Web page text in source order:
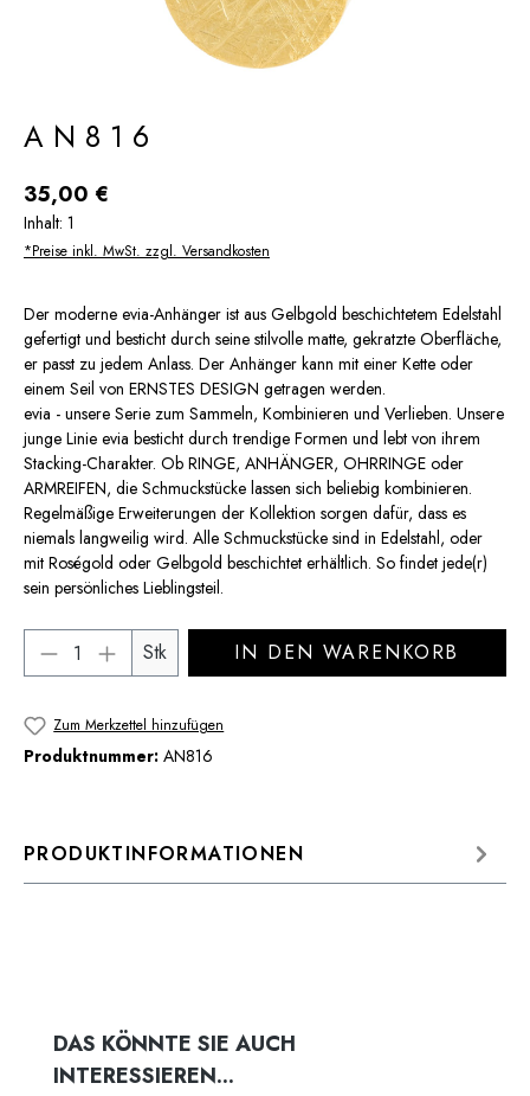
AN816
Regulärer Preis:
35,00 €
Inhalt: 1
*Preise inkl. MwSt. zzgl. Versandkosten
Der moderne evia-Anhänger ist aus Gelbgold beschichtetem Edelstahl
gefertigt und besticht durch seine stilvolle matte, gekratzte Oberfläche,
er passt zu jedem Anlass. Der Anhänger kann mit einer Kette oder
einem Seil von ERNSTES DESIGN getragen werden.
evia - unsere Serie zum Sammeln, Kombinieren und Verlieben. Unsere
junge Linie evia besticht durch trendige Formen und lebt von ihrem
Stacking-Charakter. Ob RINGE, ANHÄNGER, OHRRINGE oder
ARMREIFEN, die Schmuckstücke lassen sich beliebig kombinieren.
Regelmäßige Erweiterungen der Kollektion sorgen dafür, dass es
niemals langweilig wird. Alle Schmuckstücke sind in Edelstahl, oder
mit Roségold oder Gelbgold beschichtet erhältlich. So findet jede(r)
sein persönliches Lieblingsteil.
Produkt Anzahl: Gib den gewünschten
Stk IN DEN WARENKORB
Zum Merkzettel hinzufügen
Produktnummer: AN816
PRODUKTINFORMATIONEN
Produktgalerie überspringen
DAS KÖNNTE SIE AUCH
INTERESSIEREN...